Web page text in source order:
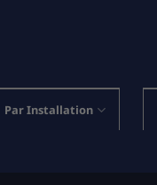
Par Installation